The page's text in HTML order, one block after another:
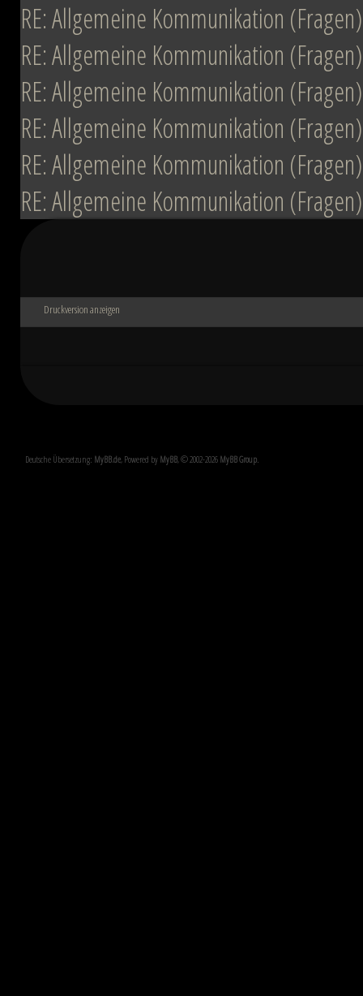
RE: Allgemeine Kommunikation (Fragen)
RE: Allgemeine Kommunikation (Fragen)
RE: Allgemeine Kommunikation (Fragen)
RE: Allgemeine Kommunikation (Fragen)
RE: Allgemeine Kommunikation (Fragen)
RE: Allgemeine Kommunikation (Fragen)
Druckversion anzeigen
Deutsche Übersetzung: MyBB.de, Powered by MyBB, © 2002-2026 MyBB Group.